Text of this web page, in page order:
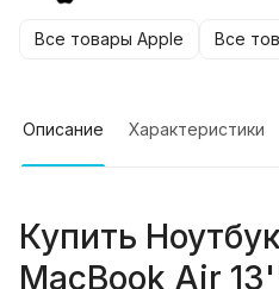
Все товары Apple Все
Описание Характеристики
Купить
MacBook Air